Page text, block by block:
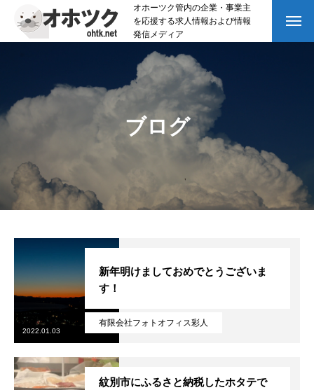
オホーツク管内の企業・事業主
を応援する求人情報および情報
発信メディア
ブログ
有限会社フォトオフィス彩人
新年明けましておめでとうございま
す！
2022.01.03
紋別市にふるさと納税したホタテで